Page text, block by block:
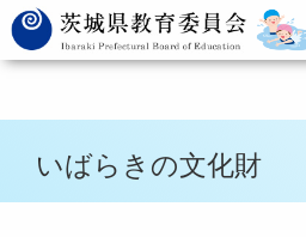
いばらきの文化財